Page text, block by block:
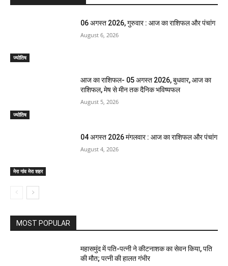
ज्योतिष
06 अगस्त 2026, गुरुवार : आज का राशिफल और पंचांग
August 6, 2026
ज्योतिष
आज का राशिफल- 05 अगस्त 2026, बुधवार, आज का
राशिफल, मेष से मीन तक दैनिक भविष्यफल
August 5, 2026
मेरा गांव मेरा शहर
04 अगस्त 2026 मंगलवार : आज का राशिफल और पंचांग
August 4, 2026
MOST POPULAR
महासमुंद में पति-पत्नी ने कीटनाशक का सेवन किया, पति
की मौत; पत्नी की हालत गंभीर